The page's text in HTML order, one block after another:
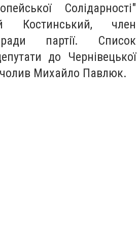
Солідарності"
Костинський, член
партії. Список
до Чернівецької
Михайло Павлюк.